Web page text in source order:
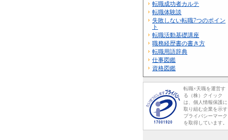
転職成功者カルテ
転職体験談
失敗しない転職7つのポイン
ト
転職活動基礎講座
職務経歴書の書き方
転職用語辞典
仕事図鑑
資格図鑑
転職×天職を運営す
る（株）クイック
は、個人情報保護に
取り組む企業を示す
プライバシーマーク
を取得しています。